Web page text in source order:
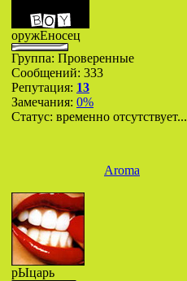
оружЕносец
Группа: Проверенные
Сообщений: 333
Репутация: 13
Замечания: 0%
Статус: временно отсутствует...
Aroma
рЫцарь